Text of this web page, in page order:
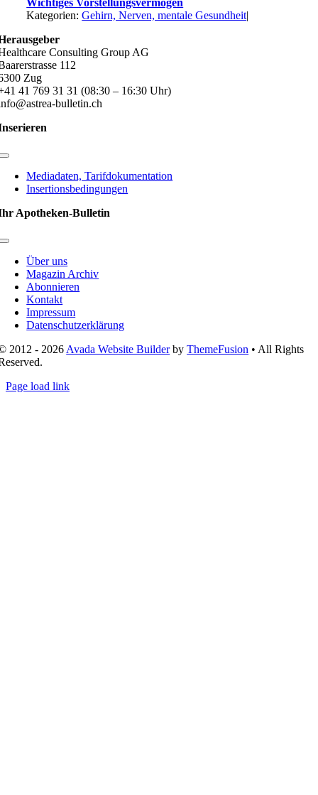
Kategorien:Gehirn, Nerven, mentale Gesundheit|
Consulting Group AG
112
Zug
41 769 31 31 (08:30 – 16:30 Uhr)
bulletin.ch
Toggle
NavigationMediadaten, Tarifdokumentation
Insertionsbedingungen
Apotheken-Bulletin
Toggle
NavigationÜber uns
Magazin Archiv
Abonnieren
Kontakt
Impressum
Datenschutzerklärung
2012 - 2026 Avada Website BuilderbyThemeFusion • All Rights
Page load link